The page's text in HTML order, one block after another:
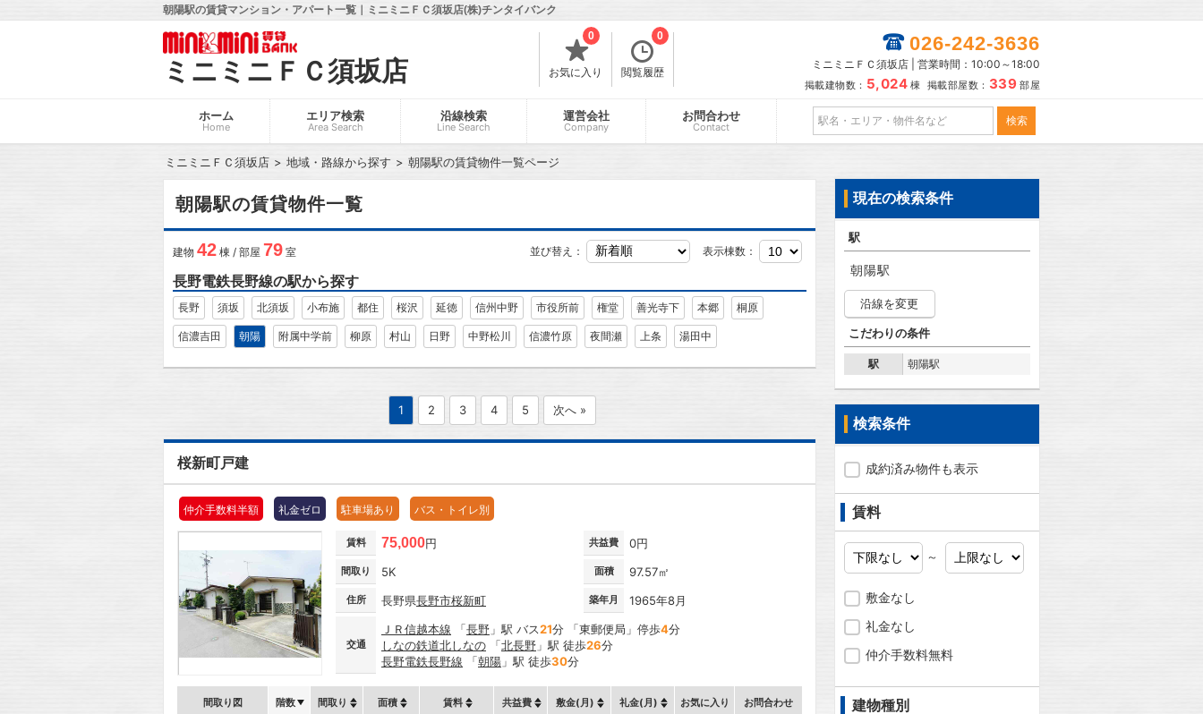
朝陽駅の賃貸マンション・アパート一覧｜ミニミニＦＣ須坂店(株)チンタイバンク
ミニミニＦＣ須坂店 お気に入り
0
閲覧履歴
0 026-242-3636
ミニミニＦＣ須坂店 | 営業時間：10:00～18:00
掲載建物数： 5,024 棟 掲載部屋数： 339 部屋
ホーム
Home
エリア検索
Area Search
沿線検索
Line Search
運営会社
Company
お問合わせ
Contact
ミニミニＦＣ須坂店 地域・路線から探す 朝陽駅の賃貸物件一覧ページ
朝陽駅の賃貸物件一覧
建物 42 棟 / 部屋 79 室 並び替え：
長野電鉄長野線の駅から探す
長野 須坂 北須坂 小布施 都住 桜沢 延徳 信州中野 市役所前 権堂 善光寺下 本郷 桐原
信濃吉田 朝陽 附属中学前 柳原 村山 日野 中野松川 信濃竹原 夜間瀬 上条 湯田中
表示棟数：
1 2 3 4 5 次へ »
桜新町戸建
仲介手数料半額 礼金ゼロ 駐車場あり バス・トイレ別
賃料 75,000円 共益費 0円
間取り 5K 面積 97.57㎡
住所 長野県長野市桜新町 築年月 1965年8月
交通
ＪＲ信越本線 「長野 」駅 バス21分 「東郵便局」停歩4分
しなの鉄道北しなの 「北長野 」駅 徒歩26分
長野電鉄長野線 「朝陽 」駅 徒歩30分
間取り図 階数 間取り 面積 賃料 共益費 敷金(月) 礼金(月) お気に入り お問合わせ
現在の検索条件
駅
朝陽駅
沿線を変更
こだわりの条件
駅 朝陽駅
検索条件
成約済み物件も表示
賃料
～
敷金なし
礼金なし
仲介手数料無料
建物種別